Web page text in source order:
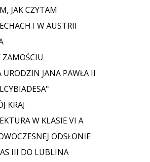
JAK CZYTAM
I W AUSTRII
ZAMOŚCIU
URODZIN JANA PAWŁA II
KRAJ
W KLASIE VI A
ODSŁONIE
III DO LUBLINA